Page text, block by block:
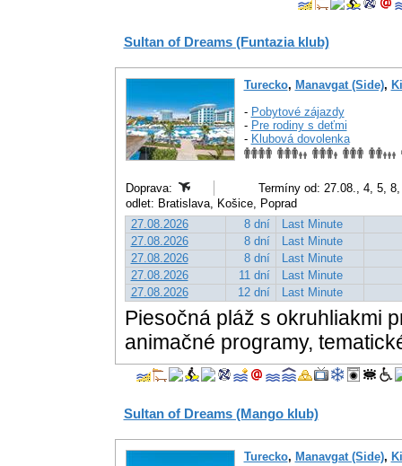
Sultan of Dreams (Funtazia klub)
Turecko, Manavgat (Side),
- Pobytové zájazdy
- Pre rodiny s deťmi
- Klubová dovolenka
Doprava:
Termíny od: 27.08., 4, 5,
odlet: Bratislava, Košice, Poprad
27.08.2026
8 dní
Last Minute
27.08.2026
8 dní
Last Minute
27.08.2026
8 dní
Last Minute
27.08.2026
11 dní
Last Minute
27.08.2026
12 dní Last Minute
Piesočná pláž s okruhliakmi
animačné programy,
Sultan of Dreams (Mango klub)
Turecko, Manavgat (Side),